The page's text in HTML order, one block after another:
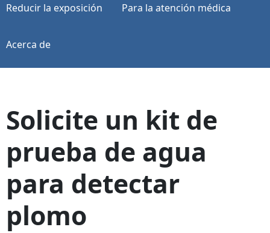
Reducir la exposición Para la atención médica
Acerca de
Solicite un kit de
prueba de agua
para detectar
plomo